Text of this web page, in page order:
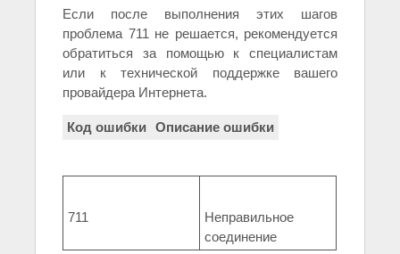
Если после выполнения этих шагов
проблема 711 не решается, рекомендуется
обратиться за помощью к специалистам
или к технической поддержке вашего
провайдера Интернета.
Код ошибки Описание ошибки
711
Неправильное
соединение